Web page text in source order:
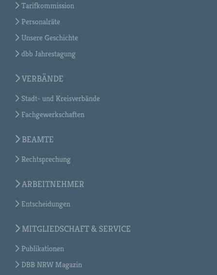
Tarifkommission
Personalräte
Unsere Geschichte
dbb Jahrestagung
VERBÄNDE
Stadt- und Kreisverbände
Fachgewerkschaften
BEAMTE
Rechtsprechung
ARBEITNEHMER
Entscheidungen
MITGLIEDSCHAFT & SERVICE
Publikationen
DBB NRW Magazin